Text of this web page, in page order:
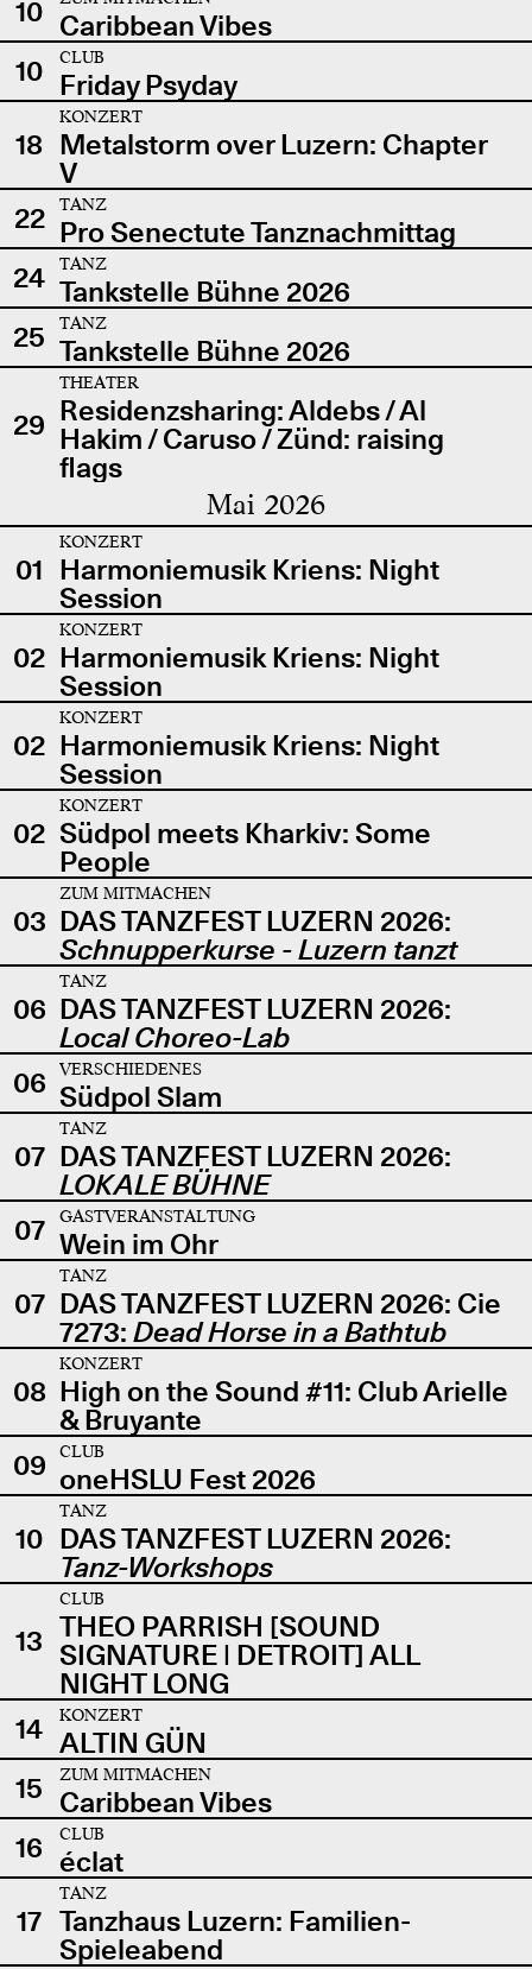
10 Caribbean Vibes
10
CLUB
Friday Psyday
18
KONZERT
Metalstorm over Luzern: Chapter
V
22
TANZ
Pro Senectute Tanznachmittag
24
TANZ
Tankstelle Bühne 2026
25
TANZ
Tankstelle Bühne 2026
29
THEATER
Residenzsharing: Aldebs / Al
Hakim / Caruso / Zünd: raising
flags
Mai 2026
01
KONZERT
Harmoniemusik Kriens: Night
Session
02
KONZERT
Harmoniemusik Kriens: Night
Session
02
KONZERT
Harmoniemusik Kriens: Night
Session
02
KONZERT
Südpol meets Kharkiv: Some
People
03
ZUM MITMACHEN
DAS TANZFEST LUZERN 2026:
Schnupperkurse - Luzern tanzt
06
TANZ
DAS TANZFEST LUZERN 2026:
Local Choreo-Lab
06
VERSCHIEDENES
Südpol Slam
07
TANZ
DAS TANZFEST LUZERN 2026:
LOKALE BÜHNE
07
GASTVERANSTALTUNG
Wein im Ohr
07
TANZ
DAS TANZFEST LUZERN 2026: Cie
7273: Dead Horse in a Bathtub
08
KONZERT
High on the Sound #11: Club Arielle
& Bruyante
09
CLUB
oneHSLU Fest 2026
10
TANZ
DAS TANZFEST LUZERN 2026:
Tanz-Workshops
13
CLUB
THEO PARRISH [SOUND
SIGNATURE | DETROIT] ALL
NIGHT LONG
14
KONZERT
ALTIN GÜN
15
ZUM MITMACHEN
Caribbean Vibes
16
CLUB
éclat
17
TANZ
Tanzhaus Luzern: Familien-
Spieleabend